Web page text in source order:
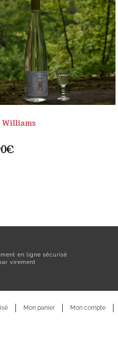
Williams
€
en ligne sécurisé
virement
Mon panier Mon compte